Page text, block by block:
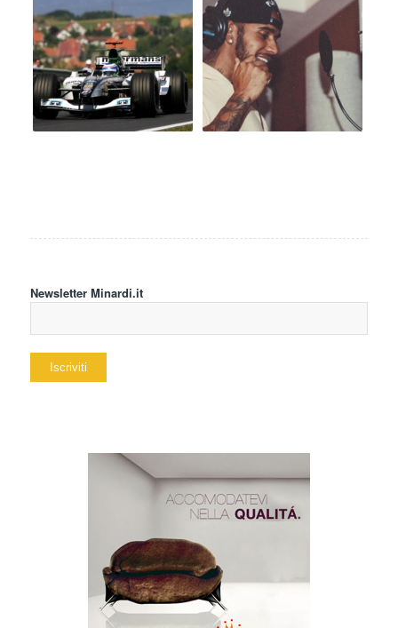
Newsletter Minardi.it